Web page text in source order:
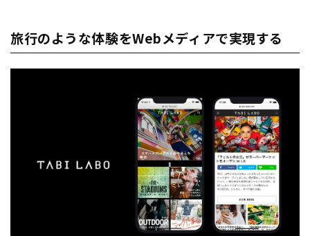
旅行のような体験をWebメディアで実現する